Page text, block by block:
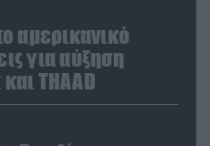
αμερικανικό
για αύξηση
THAAD